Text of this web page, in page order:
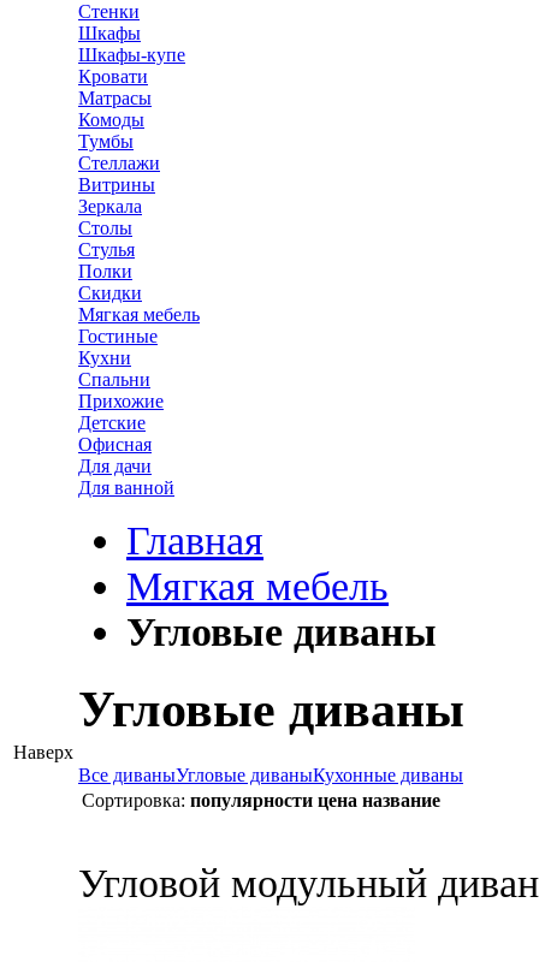
Наверх
Стенки
Шкафы
Шкафы-купе
Кровати
Матрасы
Комоды
Тумбы
Стеллажи
Витрины
Зеркала
Столы
Стулья
Полки
Скидки
Мягкая мебель
Гостиные
Кухни
Спальни
Прихожие
Детские
Офисная
Для дачи
Для ванной
Главная
Мягкая мебель
Угловые диваны
Угловые диваны
Все диваныУгловые диваныКухонные диваны
Сортировка: популярности цена название
Угловой модульный